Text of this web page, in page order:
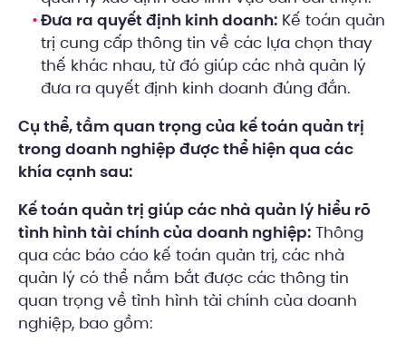
Đưa ra quyết định kinh doanh: Kế toán quản
trị cung cấp thông tin về các lựa chọn thay
thế khác nhau, từ đó giúp các nhà quản lý
đưa ra quyết định kinh doanh đúng đắn.
Cụ thể, tầm quan trọng của kế toán quản trị
trong doanh nghiệp được thể hiện qua các
khía cạnh sau:
Kế toán quản trị giúp các nhà quản lý hiểu rõ
tình hình tài chính của doanh nghiệp: Thông
qua các báo cáo kế toán quản trị, các nhà
quản lý có thể nắm bắt được các thông tin
quan trọng về tình hình tài chính của doanh
nghiệp, bao gồm: